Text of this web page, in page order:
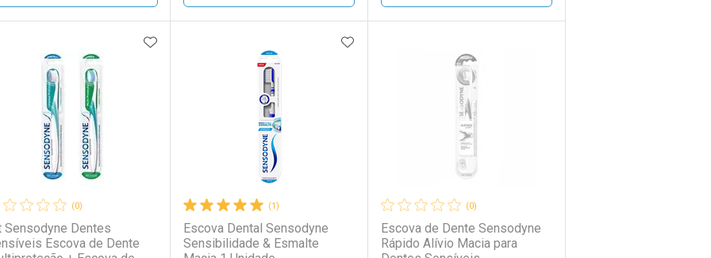
FECHAR
FECHAR
Menos
FECHAR
Laboratório
FECHAR
Por Menos Laboratório
Por Menos
(0)
Sensodyne Dentes
Escova de Dente
ADICIONAR AOS FAVORITOS
(1)
Escova Dental Sensodyne
Sensibilidade & Esmalte
ADICIONAR AOS FAVORITOS
(0)
Escova de Dente Sensodyne
Rápido Alívio Macia para